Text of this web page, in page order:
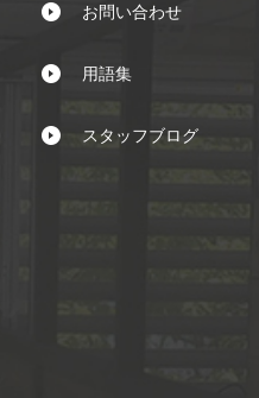
お問い合わせ
用語集
スタッフブログ